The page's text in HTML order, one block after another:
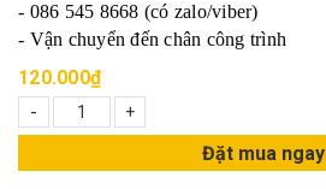
- 086 545 8668 (có zalo/viber)
- Vận chuyển đến chân công trình
120.000₫
-
+
Đặt mua ngay